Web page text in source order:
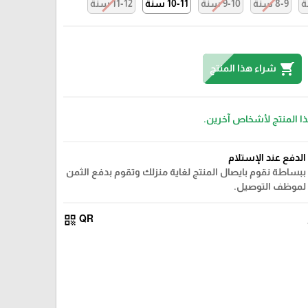
8-9 سنة 9-10 سنة 10-11 سنة 11-12 سنة
shopping_cart شراء هذا المنتج
المنتج لأشخاص آخرين.
الدفع عند الإستلام
ببساطة نقوم بايصال المنتج لغاية منزلك وتقوم بدفع الثمن
لموظف التوصيل.
QR
qr_code